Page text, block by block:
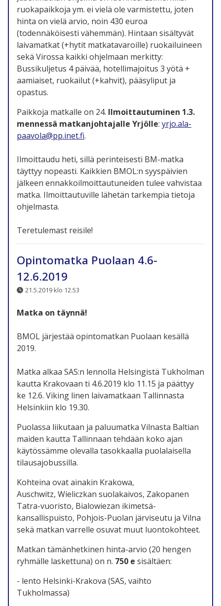
ruokapaikkoja ym. ei vielä ole varmistettu, joten
hinta on vielä arvio, noin 430 euroa
(todennäköisesti vähemmän). Hintaan sisältyvät
laivamatkat (+hytit matkatavaroille) ruokailuineen
sekä Virossa kaikki ohjelmaan merkitty:
Bussikuljetus 4 päivää, hotellimajoitus 3 yötä +
aamiaiset, ruokailut (+kahvit), pääsyliput ja
opastus.
Paikkoja matkalle on 24. Ilmoittautuminen 1.3.
mennessä matkanjohtajalle Yrjölle: yrjo.ala-
paavola@pp.inet.fi.
Ilmoittaudu heti, sillä perinteisesti BM-matka
täyttyy nopeasti. Kaikkien BMOL:n syyspäivien
jälkeen ennakkoilmoittautuneiden tulee vahvistaa
matka. Ilmoittautuville lähetän tarkempia tietoja
ohjelmasta.
Teretulemast reisile!
Opintomatka Puolaan 4.6-
12.6.2019
21.5.2019 klo 12.53
Matka on täynnä!
BMOL järjestää opintomatkan Puolaan kesällä
2019.
Matka alkaa SAS:n lennolla Helsingistä Tukholman
kautta Krakovaan ti 4.6.2019 klo 11.15 ja päättyy
ke 12.6. Viking linen laivamatkaan Tallinnasta
Helsinkiin klo 19.30.
Puolassa liikutaan ja paluumatka Vilnasta Baltian
maiden kautta Tallinnaan tehdään koko ajan
käytössämme olevalla tasokkaalla puolalaisella
tilausajobussilla.
Kohteina ovat ainakin Krakowa,
Auschwitz, Wieliczkan suolakaivos, Zakopanen
Tatra-vuoristo, Bialowiezan ikimetsä-
kansallispuisto, Pohjois-Puolan järviseutu ja Vilna
sekä matkan varrelle osuvat muut luontokohteet.
Matkan tämänhetkinen hinta-arvio (20 hengen
ryhmälle laskettuna) on n. 750 e sisältäen:
- lento Helsinki-Krakova (SAS, vaihto
Tukholmassa)